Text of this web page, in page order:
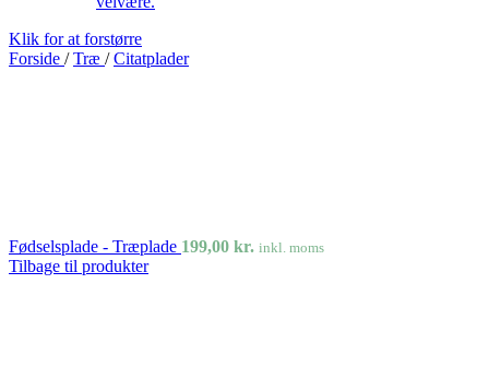
Klik for at forstørre
Forside / Træ / Citatplader
Fødselsplade - Træplade 199,00 kr. inkl. moms
Tilbage til produkter